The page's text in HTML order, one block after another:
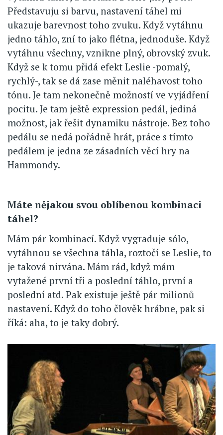
Představuju si barvu, nastavení táhel mi
ukazuje barevnost toho zvuku. Když vytáhnu
jedno táhlo, zní to jako flétna, jednoduše. Když
vytáhnu všechny, vznikne plný, obrovský zvuk.
Když se k tomu přidá efekt Leslie -pomalý,
rychlý-, tak se dá zase měnit naléhavost toho
tónu. Je tam nekonečně možností ve vyjádření
pocitu. Je tam ještě expression pedál, jediná
možnost, jak řešit dynamiku nástroje. Bez toho
pedálu se nedá pořádně hrát, práce s tímto
pedálem je jedna ze zásadních věcí hry na
Hammondy.
Máte nějakou svou oblíbenou kombinaci
táhel?
Mám pár kombinací. Když vygraduje sólo,
vytáhnou se všechna táhla, roztočí se Leslie, to
je taková nirvána. Mám rád, když mám
vytažené první tři a poslední táhlo, první a
poslední atd. Pak existuje ještě pár milionů
nastavení. Když do toho člověk hrábne, pak si
říká: aha, to je taky dobrý.